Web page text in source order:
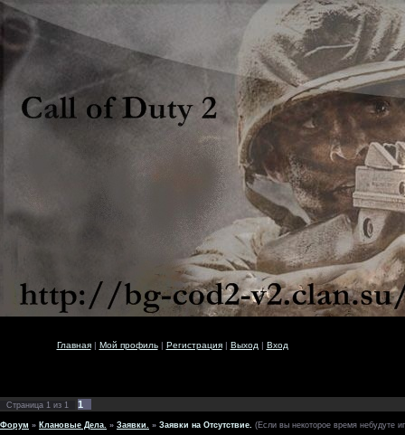
Главная| Мой профиль| Регистрация| Выход | Вход
Страница 1 из 1 1
Форум » Клановые Дела. » Заявки. » Заявки на Отсутствие. (Если вы некоторое время небудуте